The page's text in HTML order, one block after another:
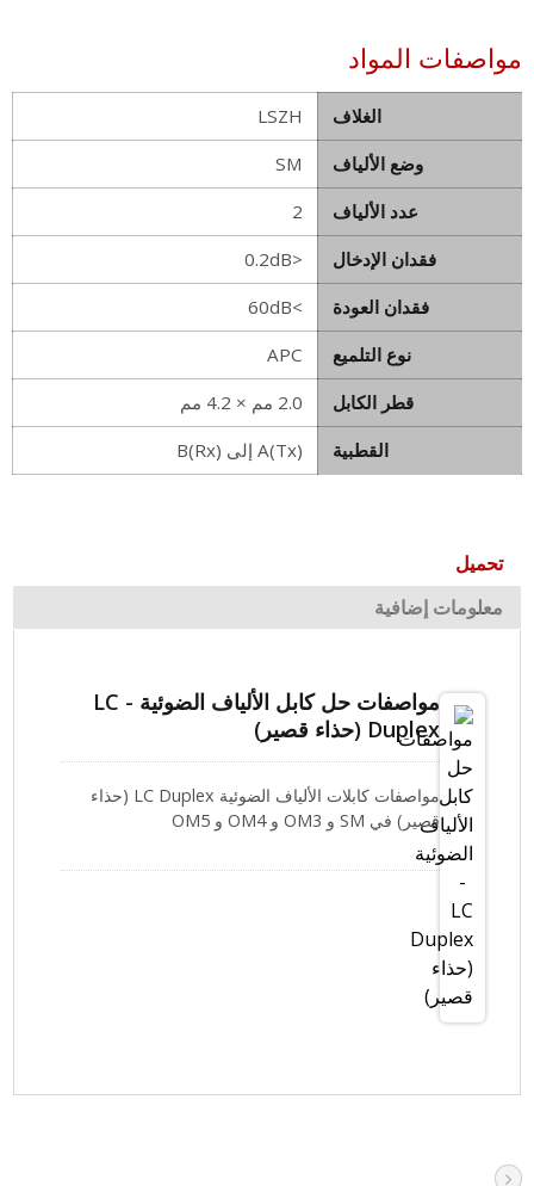
مواصفات المواد
الغلاف
LSZH
وضع الألياف
SM
عدد الألياف
2
فقدان الإدخال
<0.2dB
فقدان العودة
>60dB
نوع التلميع
APC
قطر الكابل
2.0 مم × 4.2 مم
القطبية
A(Tx) إلى B(Rx)
تحميل
معلومات إضافية
مواصفات حل كابل الألياف الضوئية - LC
Duplex (حذاء قصير)
مواصفات كابلات الألياف الضوئية LC Duplex (حذاء
قصير) في SM و OM3 و OM4 و OM5